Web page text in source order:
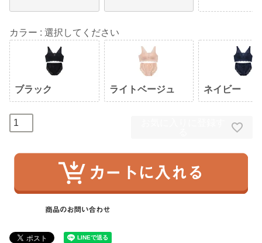
カラー 選択してください
ブラック ライトベージュ ネイビー